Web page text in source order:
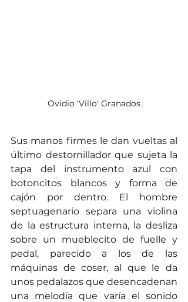
Ovidio 'Villo' Granados
Sus manos firmes le dan vueltas al
último destornillador que sujeta la
tapa del instrumento azul con
botoncitos blancos y forma de
cajón por dentro. El hombre
septuagenario separa una violina
de la estructura interna, la desliza
sobre un mueblecito de fuelle y
pedal, parecido a los de las
máquinas de coser, al que le da
unos pedalazos que desencadenan
una melodía que varía el sonido